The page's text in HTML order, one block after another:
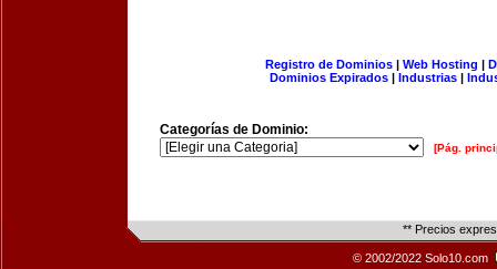
Registro de Dominios| Web Hosting |
Dominios Expirados | Industrias |
Categorías de Dominio:
[Pág.
** Precios
© 2002/2022 Solo10.com